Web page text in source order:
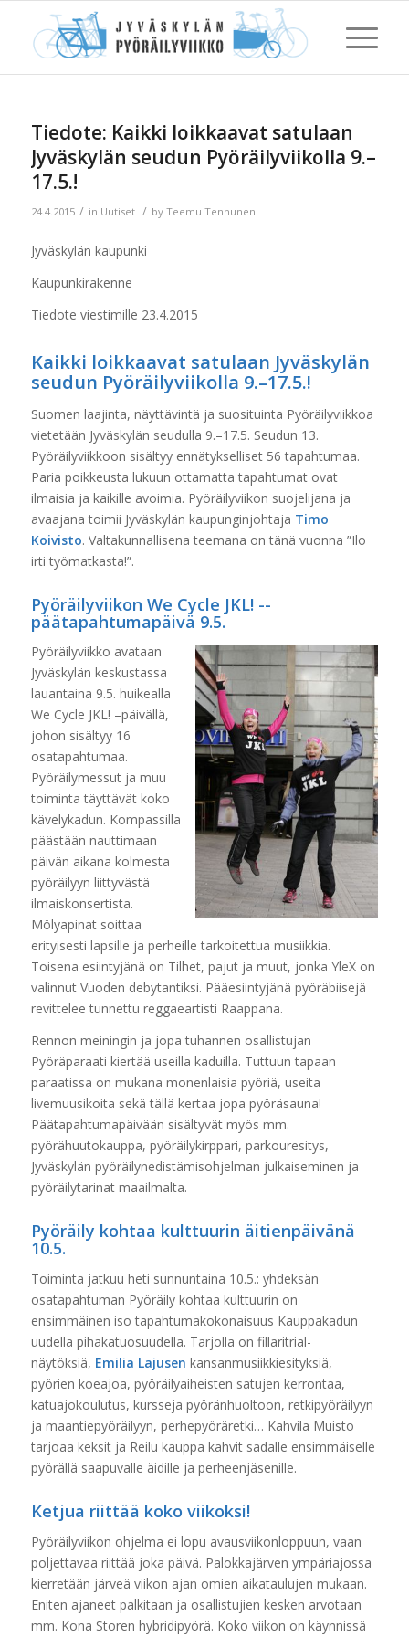
Tiedote: Kaikki loikkaavat satulaan
Jyväskylän seudun Pyöräilyviikolla 9.–
17.5.!
24.4.2015 / in Uutiset / by Teemu Tenhunen
Jyväskylän kaupunki
Kaupunkirakenne
Tiedote viestimille 23.4.2015
Kaikki loikkaavat satulaan Jyväskylän
seudun Pyöräilyviikolla 9.–17.5.!
Suomen laajinta, näyttävintä ja suosituinta Pyöräilyviikkoa
vietetään Jyväskylän seudulla 9.–17.5. Seudun 13.
Pyöräilyviikkoon sisältyy ennätykselliset 56 tapahtumaa.
Paria poikkeusta lukuun ottamatta tapahtumat ovat
ilmaisia ja kaikille avoimia. Pyöräilyviikon suojelijana ja
avaajana toimii Jyväskylän kaupunginjohtaja Timo
Koivisto. Valtakunnallisena teemana on tänä vuonna ”Ilo
irti työmatkasta!”.
Pyöräilyviikon We Cycle JKL! -­
päätapahtumapäivä 9.5.
Pyöräilyviikko avataan
Jyväskylän keskustassa
lauantaina 9.5. huikealla
We Cycle JKL! ­–päivällä,
johon sisältyy 16
osatapahtumaa.
Pyöräilymessut ja muu
toiminta täyttävät koko
kävelykadun. Kompassilla
päästään nauttimaan
päivän aikana kolmesta
pyöräilyyn liittyvästä
ilmaiskonsertista.
Mölyapinat soittaa
erityisesti lapsille ja perheille tarkoitettua musiikkia.
Toisena esiintyjänä on Tilhet, pajut ja muut, jonka YleX on
valinnut Vuoden debytantiksi. Pääesiintyjänä pyöräbiisejä
revittelee tunnettu reggae­artisti Raappana.
Rennon meiningin ja jopa tuhannen osallistujan
Pyöräparaati kiertää useilla kaduilla. Tuttuun tapaan
paraatissa on mukana monenlaisia pyöriä, useita
livemuusikoita sekä tällä kertaa jopa pyöräsauna!
Päätapahtumapäivään sisältyvät myös mm.
pyörähuutokauppa, pyöräilykirppari, parkour­esitys,
Jyväskylän pyöräilynedistämisohjelman julkaiseminen ja
pyöräilytarinat maailmalta.
Pyöräily kohtaa kulttuurin äitienpäivänä
10.5.
Toiminta jatkuu heti sunnuntaina 10.5.: yhdeksän
osatapahtuman Pyöräily kohtaa kulttuurin on
ensimmäinen iso tapahtumakokonaisuus Kauppakadun
uudella pihakatuosuudella. Tarjolla on fillaritrial­
näytöksiä, Emilia Lajusen kansanmusiikkiesityksiä,
pyörien koeajoa, pyöräilyaiheisten satujen kerrontaa,
katuajokoulutus, kursseja pyöränhuoltoon, retkipyöräilyyn
ja maantiepyöräilyyn, perhepyöräretki… Kahvila Muisto
tarjoaa keksit ja Reilu kauppa kahvit sadalle ensimmäiselle
pyörällä saapuvalle äidille ja perheenjäsenille.
Ketjua riittää koko viikoksi!
Pyöräilyviikon ohjelma ei lopu avausviikonloppuun, vaan
poljettavaa riittää joka päivä. Palokkajärven ympäriajossa
kierretään järveä viikon ajan omien aikataulujen mukaan.
Eniten ajaneet palkitaan ja osallistujien kesken arvotaan
mm. Kona Storen hybridipyörä. Koko viikon on käynnissä